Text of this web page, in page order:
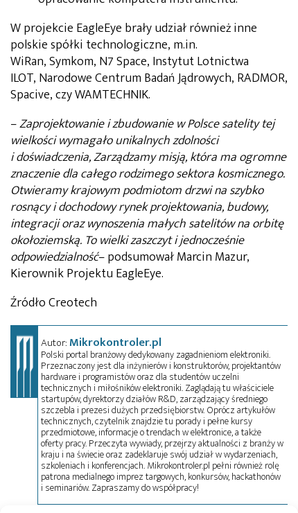
W projekcie EagleEye brały udział również inne
polskie spółki technologiczne, m.in.
WiRan, Symkom, N7 Space, Instytut Lotnictwa
ILOT, Narodowe Centrum Badań Jądrowych, RADMOR,
Spacive, czy WAMTECHNIK.
–Zaprojektowanie i zbudowanie w Polsce satelity tej
wielkości wymagało unikalnych zdolności
i doświadczenia, Zarządzamy misją, która ma ogromne
znaczenie dla całego rodzimego sektora kosmicznego.
Otwieramy krajowym podmiotom drzwi na szybko
rosnący i dochodowy rynek projektowania, budowy,
integracji oraz wynoszenia małych satelitów na orbitę
okołoziemską. To wielki zaszczyt i jednocześnie
odpowiedzialność– podsumował Marcin Mazur,
Kierownik Projektu EagleEye.
Źródło Creotech
Autor:Mikrokontroler.pl
Polski portal branżowy dedykowany zagadnieniom elektroniki.
Przeznaczony jest dla inżynierów i konstruktorów, projektantów
hardware i programistów oraz dla studentów uczelni
technicznych i miłośników elektroniki. Zaglądają tu właściciele
startupów, dyrektorzy działów R&D, zarządzający średniego
szczebla i prezesi dużych przedsiębiorstw. Oprócz artykułów
technicznych, czytelnik znajdzie tu porady i pełne kursy
przedmiotowe, informacje o trendach w elektronice, a także
oferty pracy. Przeczyta wywiady, przejrzy aktualności z branży w
kraju i na świecie oraz zadeklaruje swój udział w wydarzeniach,
szkoleniach i konferencjach. Mikrokontroler.pl pełni również rolę
patrona medialnego imprez targowych, konkursów, hackathonów
i seminariów. Zapraszamy do współpracy!